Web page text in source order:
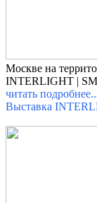
Москве на
INTERLIGHT |
читать
Выставка